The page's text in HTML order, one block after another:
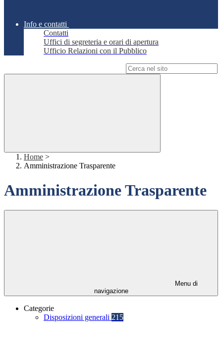
Info e contatti
Contatti
Uffici di segreteria e orari di apertura
Ufficio Relazioni con il Pubblico
Home >
Amministrazione Trasparente
Amministrazione Trasparente
Menu di
navigazione
Categorie
Disposizioni generali 215